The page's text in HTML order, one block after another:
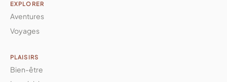
EXPLORER
Aventures
Voyages
PLAISIRS
Bien-être